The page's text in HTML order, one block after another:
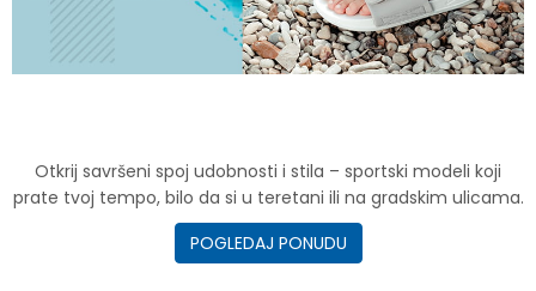
Otkrij savršeni spoj udobnosti i stila – sportski modeli koji
prate tvoj tempo, bilo da si u teretani ili na gradskim ulicama.
POGLEDAJ PONUDU